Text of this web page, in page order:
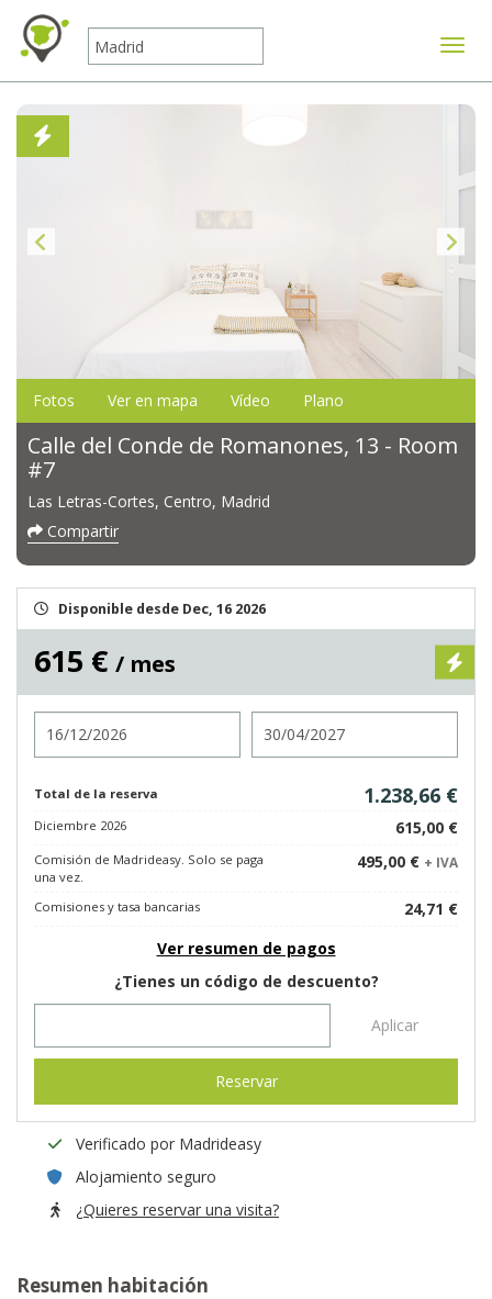
Fotos Ver en mapa Vídeo Plano
Calle del Conde de Romanones, 13 - Room
#7
Las Letras-Cortes, Centro, Madrid
Compartir
Disponible desde Dec, 16 2026
615 € / mes
Total de la reserva 1.238,66 €
Diciembre 2026 615,00 €
Comisión de Madrideasy. Solo se paga
una vez.
495,00 € + IVA
Comisiones y tasa bancarias
24,71 €
Ver resumen de pagos
¿Tienes un código de descuento?
Aplicar
Reservar
Verificado por Madrideasy
Alojamiento seguro
¿Quieres reservar una visita?
Resumen habitación